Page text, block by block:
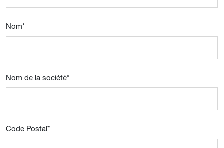
Nom*
Nom de la société*
Code Postal*